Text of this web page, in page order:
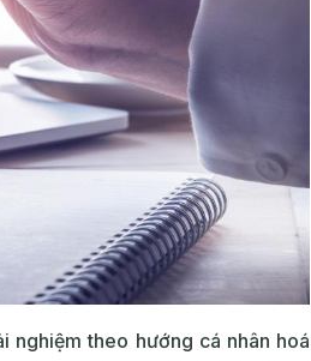
nghiệm theo hướng cá nhân hoá